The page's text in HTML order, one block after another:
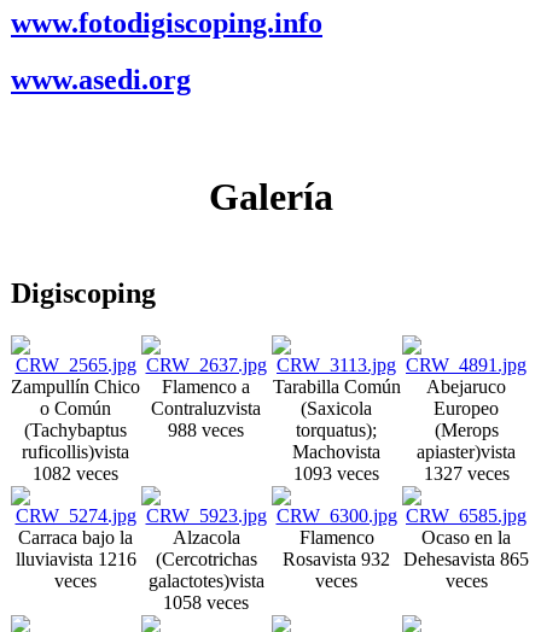
www.fotodigiscoping.info
www.asedi.org
Galería
Digiscoping
Zampullín Chico
o Común
(Tachybaptus
ruficollis)vista
1082 veces
Flamenco a
Contraluzvista
988 veces
Tarabilla Común
(Saxicola
torquatus);
Machovista
1093 veces
Abejaruco
Europeo
(Merops
apiaster)vista
1327 veces
Carraca bajo la
lluviavista 1216
veces
Alzacola
(Cercotrichas
galactotes)vista
1058 veces
Flamenco
Rosavista 932
veces
Ocaso en la
Dehesavista 865
veces